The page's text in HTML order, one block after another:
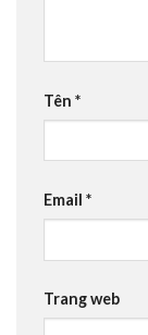
Tên *
Email *
Trang web